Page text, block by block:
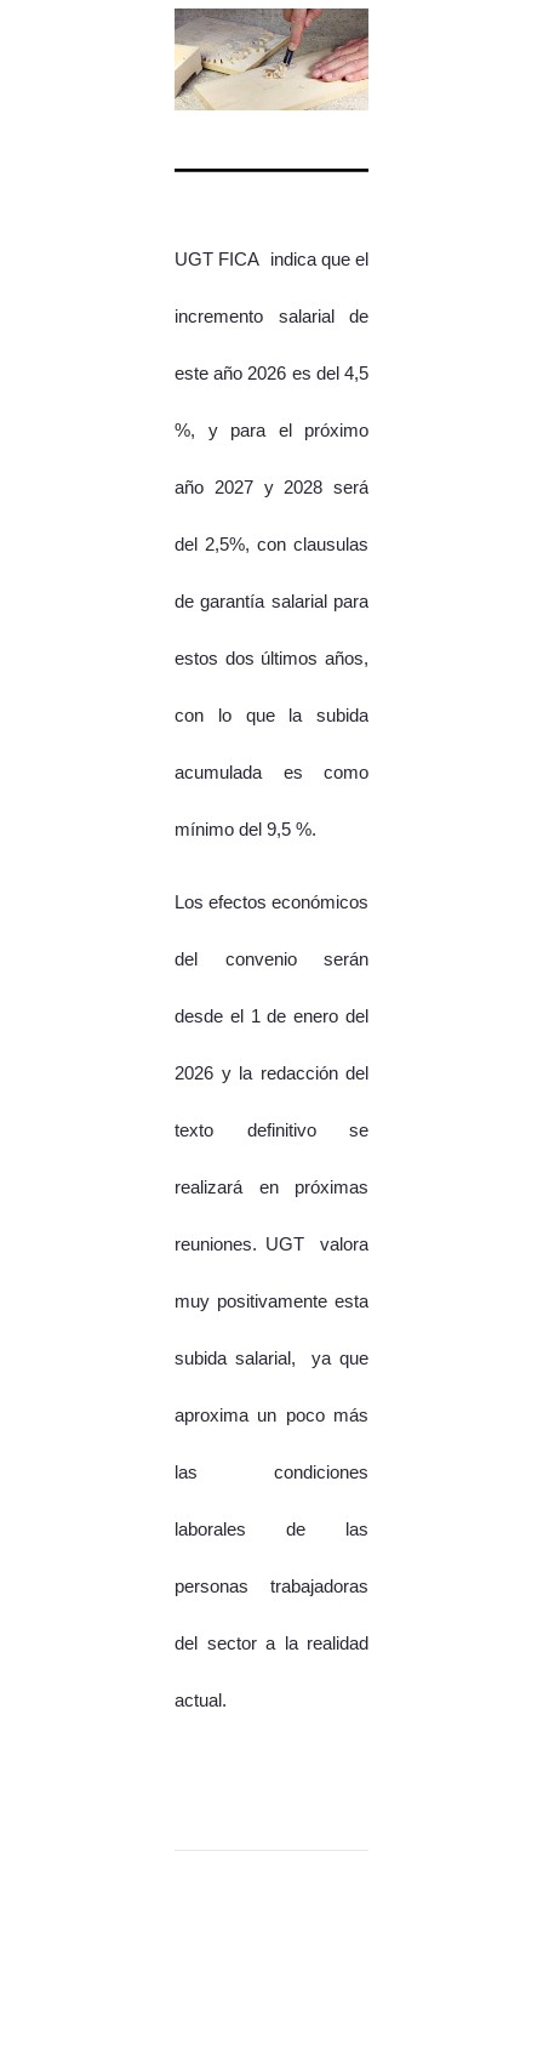
UGT FICA indica que el
incremento salarial de
este año 2026 es del 4,5
%, y para el próximo
año 2027 y 2028 será
del 2,5%, con clausulas
de garantía salarial para
estos dos últimos años,
con lo que la subida
acumulada es como
mínimo del 9,5 %.
Los efectos económicos
del convenio serán
desde el 1 de enero del
2026 y la redacción del
texto definitivo se
realizará en próximas
reuniones. UGT valora
muy positivamente esta
subida salarial, ya que
aproxima un poco más
las condiciones
laborales de las
personas trabajadoras
del sector a la realidad
actual.